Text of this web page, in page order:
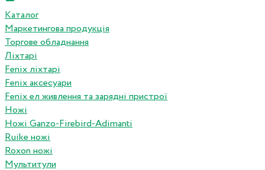
Каталог
Маркетингова продукція
Торгове обладнання
Ліхтарі
Fenix ліхтарі
Fenix аксесуари
Fenix ел живлення та зарядні пристрої
Ножі
Ножі Ganzo-Firebird-Adimanti
Ruike ножі
Roxon ножi
Мультитули